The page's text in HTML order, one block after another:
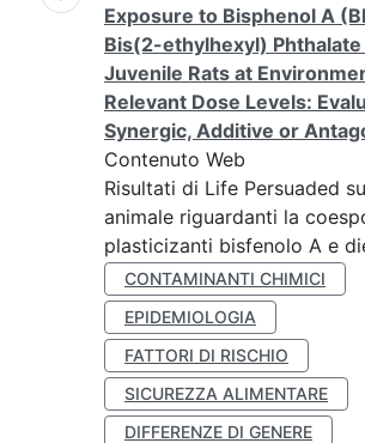
Exposure to Bisphenol A
Bis(2-ethylhexyl) Phthalate
Juvenile Rats at
Relevant Dose Levels:
Synergic, Additive or
Contenuto Web
Risultati di Life Persuaded
animale riguardanti la
plasticizanti bisfenolo A e
CONTAMINANTI CHIMICI
EPIDEMIOLOGIA
FATTORI DI RISCHIO
SICUREZZA ALIMENTARE
DIFFERENZE DI GENERE